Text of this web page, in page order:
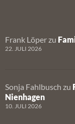
Frank Löper zu
22. JULI 2026
Sonja Fahlbusch zu
Nienhagen
10. JULI 2026